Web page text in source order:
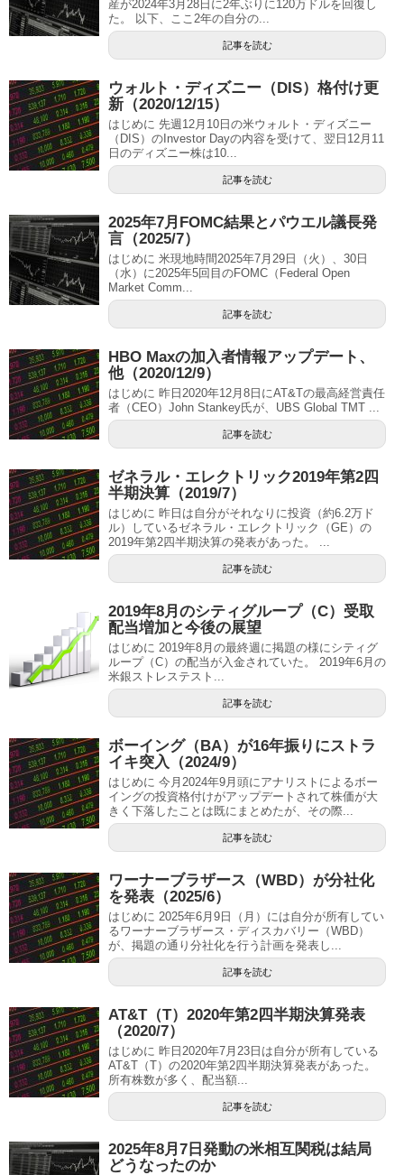
産が2024年3月28日に2年ぶりに120万ドルを回復し
た。 以下、ここ2年の自分の...
記事を読む
ウォルト・ディズニー（DIS）格付け更
新（2020/12/15）
はじめに 先週12月10日の米ウォルト・ディズニー
（DIS）のInvestor Dayの内容を受けて、翌日12月11
日のディズニー株は10...
記事を読む
2025年7月FOMC結果とパウエル議長発
言（2025/7）
はじめに 米現地時間2025年7月29日（火）、30日
（水）に2025年5回目のFOMC（Federal Open
Market Comm...
記事を読む
HBO Maxの加入者情報アップデート、
他（2020/12/9）
はじめに 昨日2020年12月8日にAT&Tの最高経営責任
者（CEO）John Stankey氏が、UBS Global TMT ...
記事を読む
ゼネラル・エレクトリック2019年第2四
半期決算（2019/7）
はじめに 昨日は自分がそれなりに投資（約6.2万ド
ル）しているゼネラル・エレクトリック（GE）の
2019年第2四半期決算の発表があった。 ...
記事を読む
2019年8月のシティグループ（C）受取
配当増加と今後の展望
はじめに 2019年8月の最終週に掲題の様にシティグ
ループ（C）の配当が入金されていた。 2019年6月の
米銀ストレステスト...
記事を読む
ボーイング（BA）が16年振りにストラ
イキ突入（2024/9）
はじめに 今月2024年9月頭にアナリストによるボー
イングの投資格付けがアップデートされて株価が大
きく下落したことは既にまとめたが、その際...
記事を読む
ワーナーブラザース（WBD）が分社化
を発表（2025/6）
はじめに 2025年6月9日（月）には自分が所有してい
るワーナーブラザース・ディスカバリー（WBD）
が、掲題の通り分社化を行う計画を発表し...
記事を読む
AT&T（T）2020年第2四半期決算発表
（2020/7）
はじめに 昨日2020年7月23日は自分が所有している
AT&T（T）の2020年第2四半期決算発表があった。
所有株数が多く、配当額...
記事を読む
2025年8月7日発動の米相互関税は結局
どうなったのか